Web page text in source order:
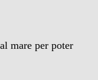
mare per poter